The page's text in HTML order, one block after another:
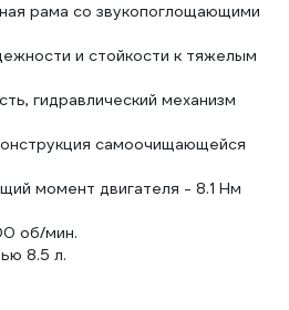
рама со звукопоглощающими
и стойкости к тяжелым
гидравлический механизм
самоочищающейся
момент двигателя - 8.1 Нм
об/мин.
8.5 л.